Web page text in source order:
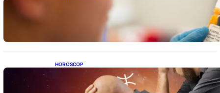
Revoluția Vaccinurilor: Primul Vaccin
Experimental Împotriva Cancerului de Colon
în Studiu Uman
HOROSCOP
Mituri și Realități: Ce Spun Astrologii Despre
Sufletele Bătrâne și Lunile de Naștere